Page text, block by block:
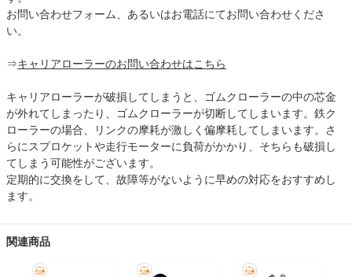
お問い合わせフォーム、あるいはお電話にてお問い合わせくださ
い。
⇒キャリアローラーのお問い合わせはこちら
キャリアローラーが破損してしまうと、ゴムクローラーの中の芯金
が外れてしまったり、ゴムクローラーが切断してしまいます。鉄ク
ローラーの場合、リンクの摩耗が激しく偏摩耗してしまいます。さ
らにスプロケットや走行モーターに負荷がかかり、そちらも破損し
てしまう可能性がございます。
定期的に交換をして、故障等がないように早めの対応をおすすめし
ます。
関連商品